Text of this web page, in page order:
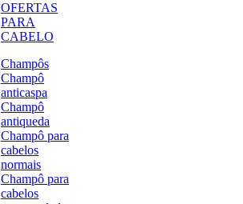
OFERTAS
PARA
CABELO
Champôs
Champô
anticaspa
Champô
antiqueda
Champô para
cabelos
normais
Champô para
cabelos